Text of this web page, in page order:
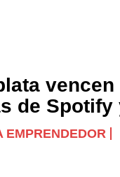
vencen
de Spotify
EMPRENDEDOR